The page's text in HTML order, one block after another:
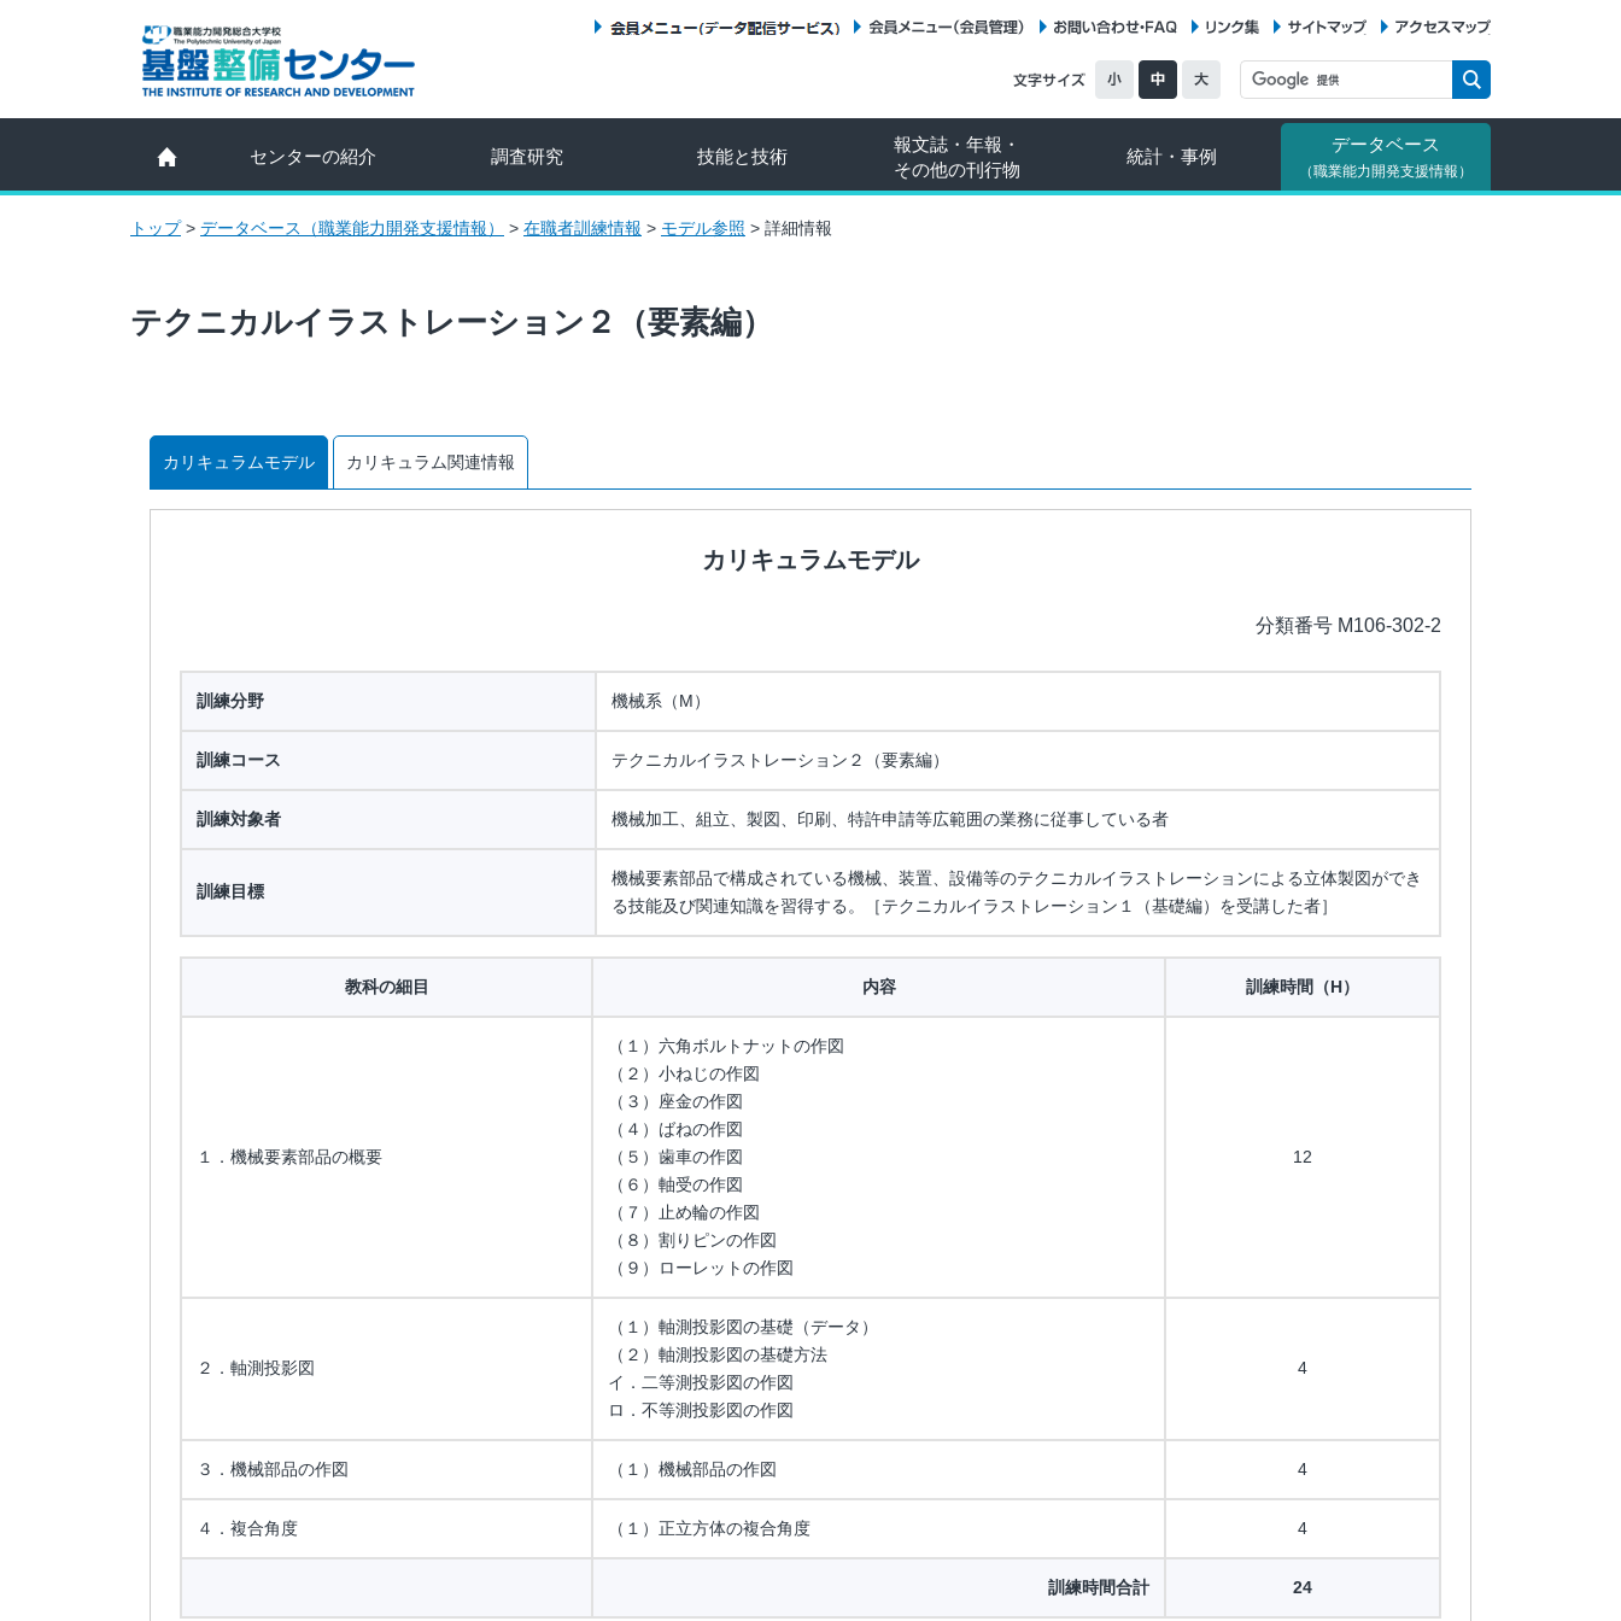
センターの紹介 調査研究 技能と技術
報文誌・年報・
その他の刊行物
統計・事例
データベース
（職業能力開発支援情報）
トップ> データベース（職業能力開発支援情報） > 在職者訓練情報 > モデル参照 > 詳細情報
テクニカルイラストレーション２（要素編）
カリキュラムモデル カリキュラム関連情報
カリキュラムモデル
分類番号 M106-302-2
訓練分野 機械系（M）
訓練コース テクニカルイラストレーション２（要素編）
訓練対象者 機械加工、組立、製図、印刷、特許申請等広範囲の業務に従事している者
訓練目標
機械要素部品で構成されている機械、装置、設備等のテクニカルイラストレーションによる立体製図ができ
る技能及び関連知識を習得する。［テクニカルイラストレーション１（基礎編）を受講した者］
教科の細目 内容 訓練時間（H）
１．機械要素部品の概要
（１）六角ボルトナットの作図
（２）小ねじの作図
（３）座金の作図
（４）ばねの作図
（５）歯車の作図
（６）軸受の作図
（７）止め輪の作図
（８）割りピンの作図
（９）ローレットの作図
12
２．軸測投影図
（１）軸測投影図の基礎（データ）
（２）軸測投影図の基礎方法
イ．二等測投影図の作図
ロ．不等測投影図の作図
4
３．機械部品の作図 （１）機械部品の作図 4
４．複合角度 （１）正立方体の複合角度 4
訓練時間合計 24